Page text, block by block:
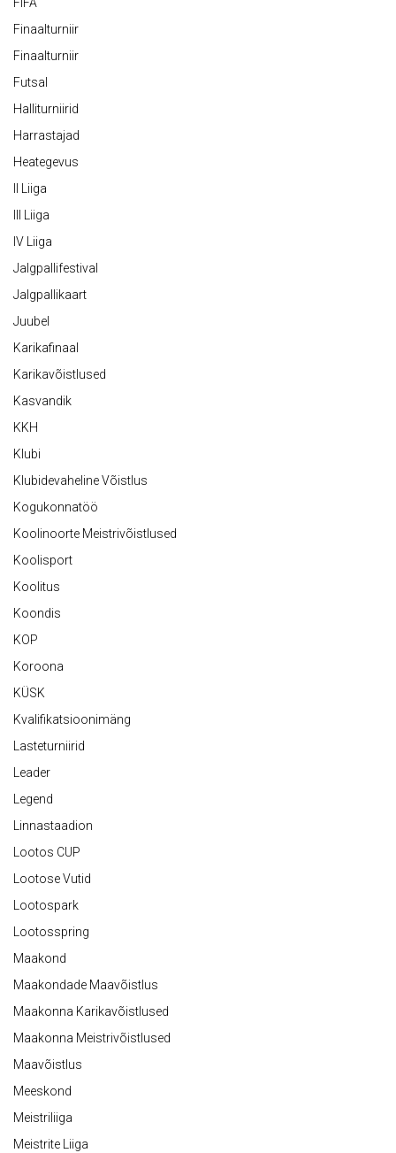
Finaalturniir
Finaalturniir
Futsal
Halliturniirid
Harrastajad
Heategevus
II Liiga
III Liiga
IV Liiga
Jalgpallifestival
Jalgpallikaart
Juubel
Karikafinaal
Karikavõistlused
Kasvandik
KKH
Klubi
Klubidevaheline Võistlus
Kogukonnatöö
Koolinoorte Meistrivõistlused
Koolisport
Koolitus
Koondis
KOP
Koroona
KÜSK
Kvalifikatsioonimäng
Lasteturniirid
Leader
Legend
Linnastaadion
Lootos CUP
Lootose Vutid
Lootospark
Lootosspring
Maakond
Maakondade Maavõistlus
Maakonna Karikavõistlused
Maakonna Meistrivõistlused
Maavõistlus
Meeskond
Meistriliiga
Meistrite Liiga